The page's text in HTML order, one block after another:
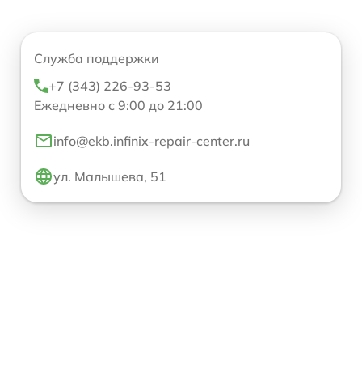
Служба поддержки
+7 (343) 226-93-53
Ежедневно с 9:00 до 21:00
info@ekb.infinix-repair-center.ru
ул. Малышева, 51